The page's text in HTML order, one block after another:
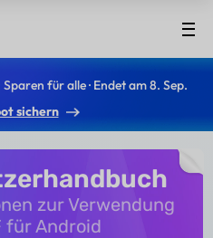
Sparen für alle · Endet am 8. Sep.
sichern
zur Verwendung
für Android